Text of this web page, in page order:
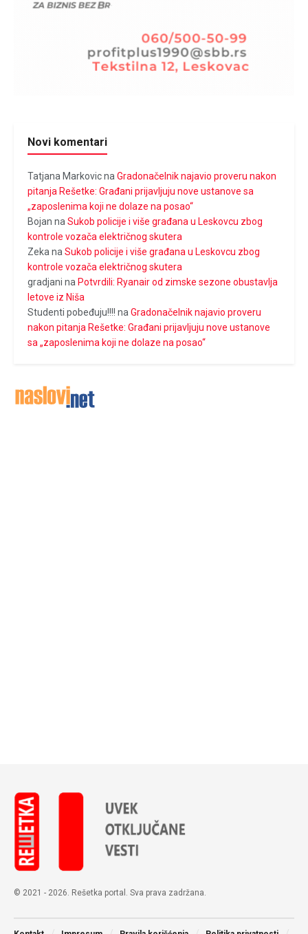
Novi komentari
Tatjana Markovicna Gradonačelnik najavio proveru nakon
pitanja Rešetke: Građani prijavljuju nove ustanove sa
„zaposlenima koji ne dolaze na posao“
Bojan na Sukob policije i više građana u Leskovcu zbog
kontrole vozača električnog skutera
Zeka na Sukob policije i više građana u Leskovcu zbog
kontrole vozača električnog skutera
gradjani na Potvrdili: Ryanair od zimske sezone obustavlja
letove iz Niša
Studenti pobeđuju!!!! na Gradonačelnik najavio proveru
nakon pitanja Rešetke: Građani prijavljuju nove ustanove
sa „zaposlenima koji ne dolaze na posao“
© 2021 - 2026. Rešetka portal. Sva prava zadržana.